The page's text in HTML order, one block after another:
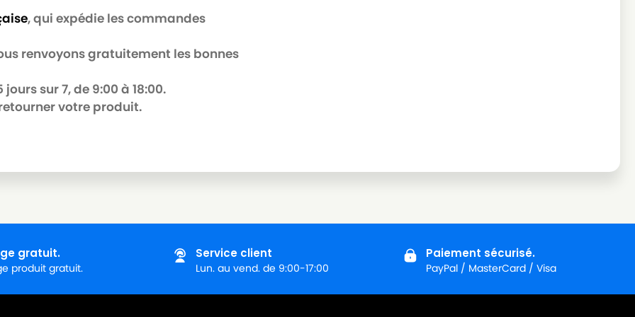
, qui expédie les commandes
renvoyons gratuitement les bonnes
sur 7, de 9:00 à 18:00.
votre produit.
gratuit.
produit gratuit.
Service client
Lun. au vend. de 9:00-17:00
Paiement sécurisé.
PayPal / MasterCard / Visa